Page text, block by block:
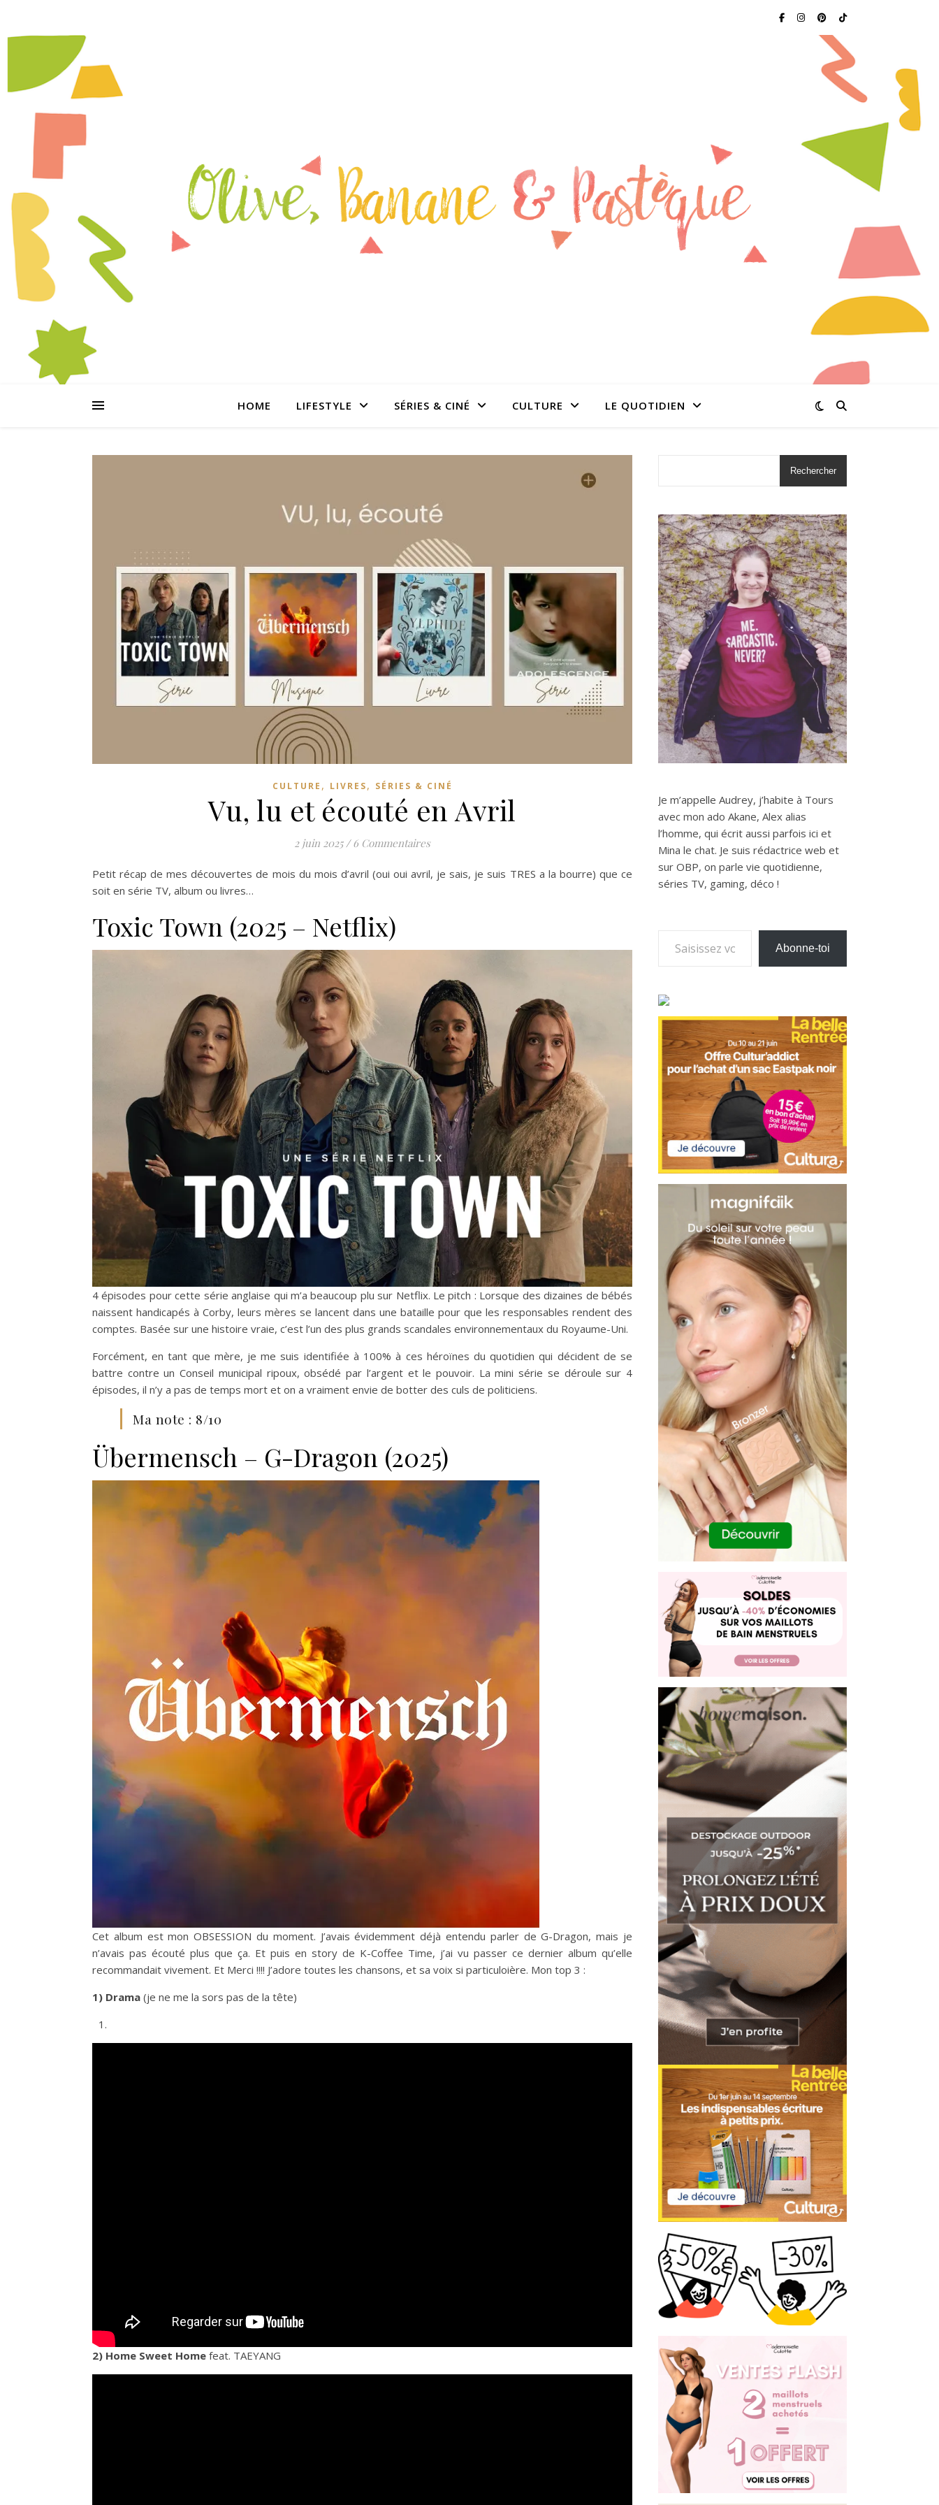
HOME LIFESTYLE SÉRIES & CINÉ CULTURE LE QUOTIDIEN
CULTURE , LIVRES, SÉRIES & CINÉ
Vu, lu et écouté en Avril
2 juin 2025 / 6 Commentaires
Petit récap de mes découvertes de mois du mois d’avril (oui oui avril, je sais, je suis TRES a la bourre) que ce
soit en série TV, album ou livres…
Toxic Town (2025 – Netflix)
4 épisodes pour cette série anglaise qui m’a beaucoup plu sur Netflix. Le pitch : Lorsque des dizaines de bébés
naissent handicapés à Corby, leurs mères se lancent dans une bataille pour que les responsables rendent des
comptes. Basée sur une histoire vraie, c’est l’un des plus grands scandales environnementaux du Royaume-Uni.
Forcément, en tant que mère, je me suis identifiée à 100% à ces héroïnes du quotidien qui décident de se
battre contre un Conseil municipal ripoux, obsédé par l’argent et le pouvoir. La mini série se déroule sur 4
épisodes, il n’y a pas de temps mort et on a vraiment envie de botter des culs de politiciens.
Ma note : 8/10
Übermensch – G-Dragon (2025)
Cet album est mon OBSESSION du moment. J’avais évidemment déjà entendu parler de G-Dragon, mais je
n’avais pas écouté plus que ça. Et puis en story de K-Coffee Time, j’ai vu passer ce dernier album qu’elle
recommandait vivement. Et Merci !!!! J’adore toutes les chansons, et sa voix si particuloière. Mon top 3 :
1) Drama (je ne me la sors pas de la tête)
2) Home Sweet Home feat. TAEYANG
Rechercher
Je m’appelle Audrey, j’habite à Tours
avec mon ado Akane, Alex alias
l’homme, qui écrit aussi parfois ici et
Mina le chat. Je suis rédactrice web et
sur OBP, on parle vie quotidienne,
séries TV, gaming, déco !
Saisissez votre adresse e-mail…
Abonne-toi